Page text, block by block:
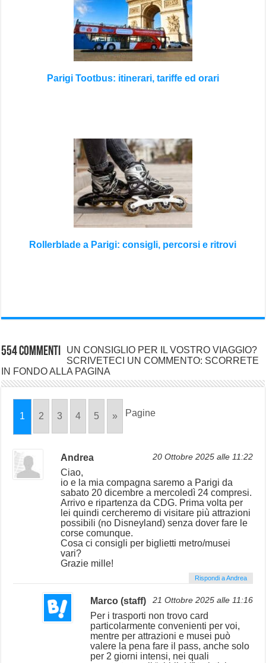
Parigi Tootbus: itinerari, tariffe ed orari
Rollerblade a Parigi: consigli, percorsi e ritrovi
554 commenti
UN CONSIGLIO PER IL VOSTRO VIAGGIO?
SCRIVETECI UN COMMENTO: SCORRETE
IN FONDO ALLA PAGINA
Pagine
1 2 3 4 5 »
Andrea 20 Ottobre 2025 alle 11:22
Ciao,
io e la mia compagna saremo a Parigi da
sabato 20 dicembre a mercoledì 24 compresi.
Arrivo e ripartenza da CDG. Prima volta per
lei quindi cercheremo di visitare più attrazioni
possibili (no Disneyland) senza dover fare le
corse comunque.
Cosa ci consigli per biglietti metro/musei
vari?
Grazie mille!
Rispondi a Andrea
Marco (staff) 21 Ottobre 2025 alle 11:16
Per i trasporti non trovo card
particolarmente convenienti per voi,
mentre per attrazioni e musei può
valere la pena fare il pass, anche solo
per 2 giorni intensi, nei quali